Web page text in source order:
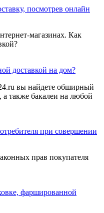
посмотрев онлайн
магазинах. Как
доставкой на дом?
вы найдете обширный
а также бакалеи на любой
при совершении
прав покупателя
фаршированной